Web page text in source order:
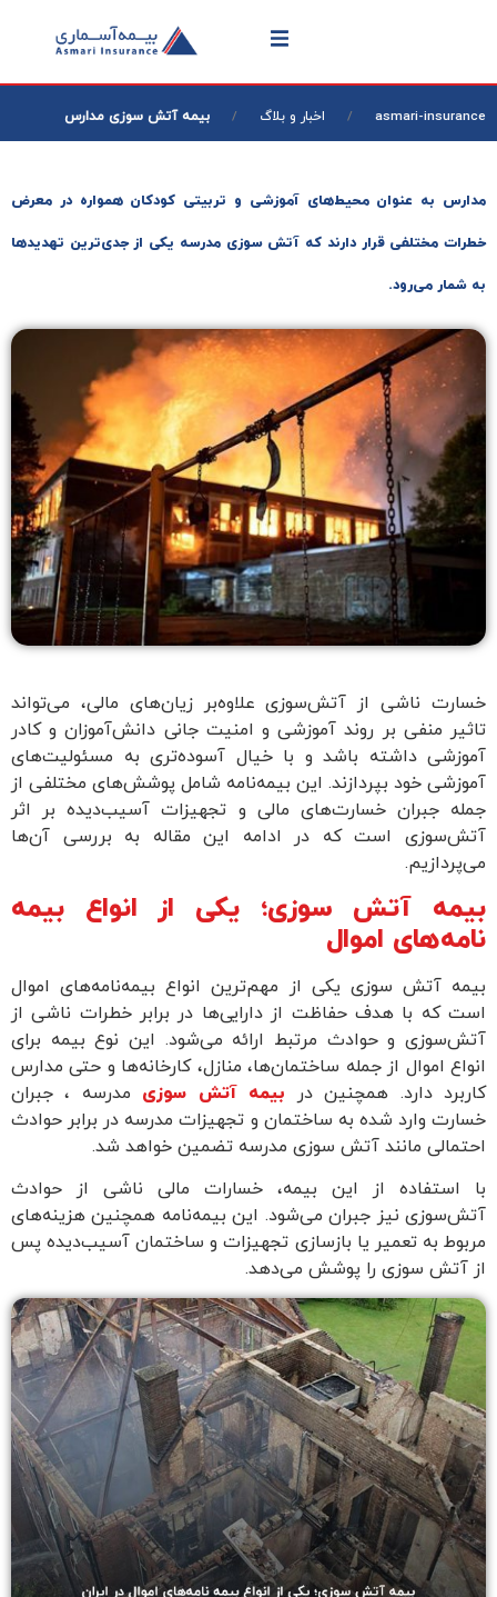
asmari-insurance اخبار و بلاگ بیمه آتش‌ سوزی مدارس
مدارس به عنوان محیط‌های آموزشی و تربیتی کودکان همواره در معرض
خطرات مختلفی قرار دارند که آتش سوزی مدرسه یکی از جدی‌ترین تهدیدها
به شمار می‌رود.
خسارت ناشی از آتش‌سوزی علاوه‌بر زیان‌های مالی، می‌تواند
تاثیر منفی بر روند آموزشی و امنیت جانی دانش‌آموزان و کادر
آموزشی داشته باشد و با خیال آسوده‌تری به مسئولیت‌های
آموزشی خود بپردازند. این بیمه‌نامه شامل پوشش‌های مختلفی از
جمله جبران خسارت‌های مالی و تجهیزات آسیب‌دیده بر اثر
آتش‌سوزی است که در ادامه این مقاله به بررسی آن‌ها
می‌پردازیم.
بیمه آتش‌ سوزی؛ یکی از انواع بیمه
نامه‌های اموال
بیمه آتش‌ سوزی یکی از مهم‌ترین انواع بیمه‌نامه‌های اموال
است که با هدف حفاظت از دارایی‌ها در برابر خطرات ناشی از
آتش‌سوزی و حوادث مرتبط ارائه می‌شود. این نوع بیمه برای
انواع اموال از جمله ساختمان‌ها، منازل، کارخانه‌ها و حتی مدارس
کاربرد دارد. همچنین در بیمه آتش سوزی مدرسه ، جبران
خسارت وارد شده به ساختمان و تجهیزات مدرسه در برابر حوادث
احتمالی مانند آتش سوزی مدرسه تضمین خواهد شد.
با استفاده از این بیمه، خسارات مالی ناشی از حوادث
آتش‌سوزی نیز جبران می‌شود. این بیمه‌نامه همچنین هزینه‌های
مربوط به تعمیر یا بازسازی تجهیزات و ساختمان آسیب‌دیده پس
از آتش سوزی را پوشش می‌دهد.